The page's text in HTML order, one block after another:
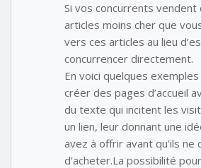
Si vos concurrents vendent
articles moins cher que
vers ces articles au lieu
concurrencer directement.
En voici quelques
créer des pages d’accueil
du texte qui incitent les
un lien, leur donnant une
avez à offrir avant qu’ils ne
d’acheter.La possibilité